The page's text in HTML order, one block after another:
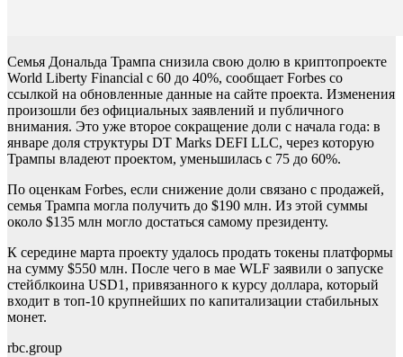
Семья Дональда Трампа снизила свою долю в криптопроекте
World Liberty Financial с 60 до 40%, сообщает Forbes со
ссылкой на обновленные данные на сайте проекта. Изменения
произошли без официальных заявлений и публичного
внимания. Это уже второе сокращение доли с начала года: в
январе доля структуры DT Marks DEFI LLC, через которую
Трампы владеют проектом, уменьшилась с 75 до 60%.
По оценкам Forbes, если снижение доли связано с продажей,
семья Трампа могла получить до $190 млн. Из этой суммы
около $135 млн могло достаться самому президенту.
К середине марта проекту удалось продать токены платформы
на сумму $550 млн. После чего в мае WLF заявили о запуске
стейблкоина USD1, привязанного к курсу доллара, который
входит в топ-10 крупнейших по капитализации стабильных
монет.
rbc.group